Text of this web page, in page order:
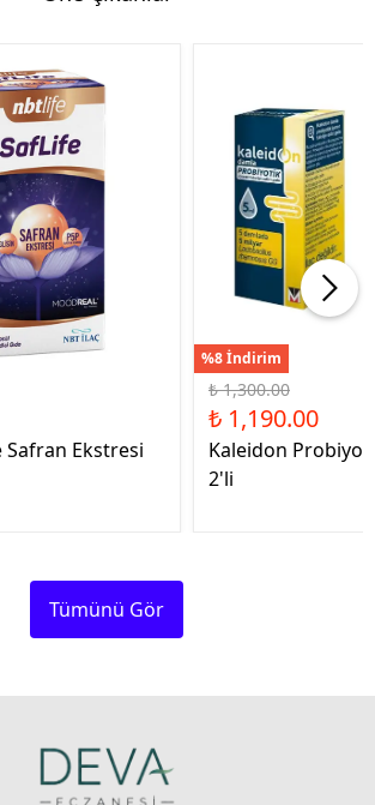
Safran Ekstresi
%8 İndirim
₺ 1,300.00
₺ 1,190.00
Kaleidon
2'li
Tümünü Gör